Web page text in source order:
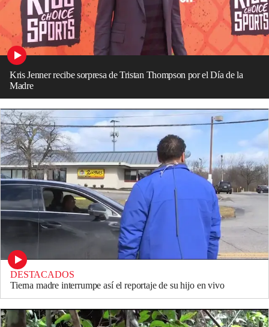
Kris Jenner recibe sorpresa de Tristan Thompson por el Día de la
Madre
DESTACADOS
Tierna madre interrumpe así el reportaje de su hijo en vivo